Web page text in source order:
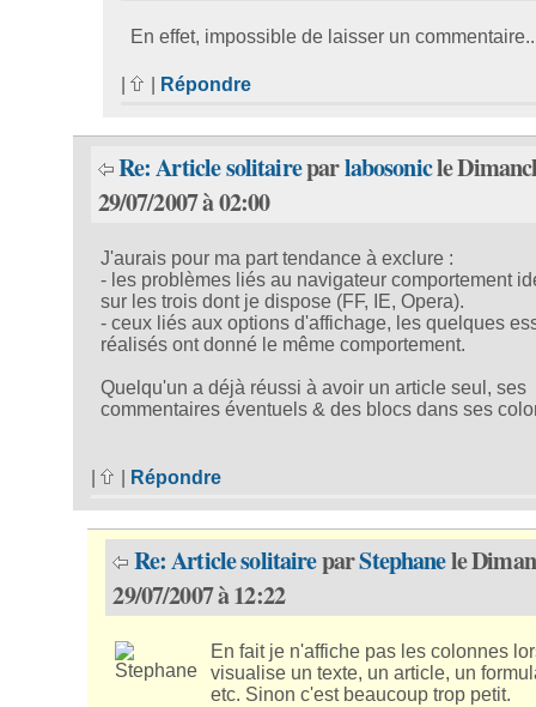
En effet, impossible de laisser un
| Répondre
Re: Article solitaireparlabosonicle
29/07/2007 à 02:00
J'aurais pour ma part tendance à exclure :
- les problèmes liés au navigateur comportement
sur les trois dont je dispose (FF, IE, Opera).
- ceux liés aux options d'affichage, les quelques
réalisés ont donné le même comportement.
Quelqu'un a déjà réussi à avoir un article seul, ses
commentaires éventuels & des blocs dans ses
Répondre
Re: Article solitaireparStephanele
29/07/2007 à 12:22
En fait je n'affiche pas les colonnes
visualise un texte, un article, un
etc. Sinon c'est beaucoup trop petit.